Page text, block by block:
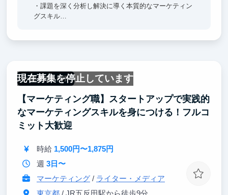
・課題を深く分析し解決に導く本質的なマーケティン
グスキル
方を学び体感できる
◆アピールポイント◆
『OJT教育提供あり』
担当社員による学びの場をご用意しています。
一部リモート勤務も導入しています。
現在募集を停止しています
一部リモート可
【マーケティング職】スタートアップで実践的
なマーケティングスキルを身につける！フルコ
ミット大歓迎
時給 1,500円〜1,875円
週 3日〜
マーケティング/ ライター・メディア
東京都/ JR五反田駅から徒歩9分